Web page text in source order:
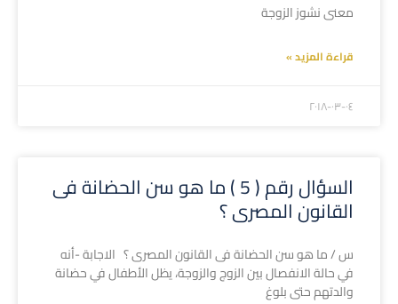
معنى نشوز الزوجة
قراءة المزيد »
۲۰۱۸-۰۳-۰٤
السؤال رقم ( 5 ) ما هو سن الحضانة فى
القانون المصرى ؟
س / ما هو سن الحضانة فى القانون المصرى ؟ الاجابة -أنه
في حالة الانفصال بين الزوج والزوجة، يظل الأطفال في حضانة
والدتهم حتى بلوغ